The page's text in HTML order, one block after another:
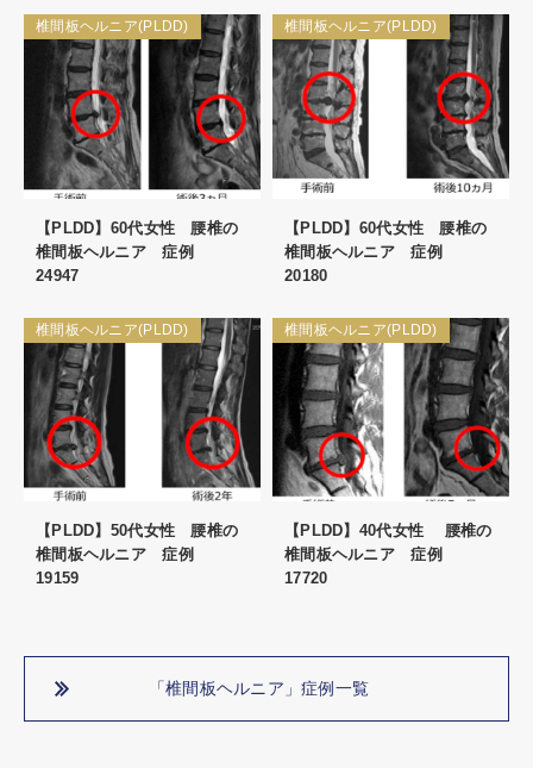
椎間板ヘルニア(PLDD)
【PLDD】60代女性 腰椎の
椎間板ヘルニア 症例
24947
椎間板ヘルニア(PLDD)
【PLDD】60代女性 腰椎の
椎間板ヘルニア 症例
20180
椎間板ヘルニア(PLDD)
【PLDD】50代女性 腰椎の
椎間板ヘルニア 症例
19159
椎間板ヘルニア(PLDD)
【PLDD】40代女性 腰椎の
椎間板ヘルニア 症例
17720
「椎間板ヘルニア」症例一覧